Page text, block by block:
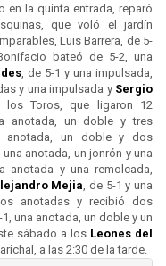
en la quinta entrada, reparó
que voló el jardín
Luis Barrera, de 5-
bateó de 5-2, una
, de 5-1 y una impulsada,
y una impulsada y Sergio
los Toros, que ligaron 12
anotada, un doble y tres
anotada, un doble y dos
una anotada, un jonrón y una
anotada y una remolcada,
Mejia , de 5-1 y una
anotadas y recibió dos
1, una anotada, un doble y un
sábado a los Leones del
a las 2:30 de la tarde.